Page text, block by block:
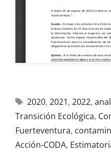
2020, 2021, 2022,
Transición Ecológica,
Fuerteventura,
Acción-CODA,